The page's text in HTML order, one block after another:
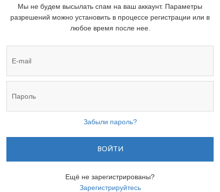
Мы не будем высылать спам на ваш аккаунт. Параметры
разрешений можно установить в процессе регистрации или в
любое время после нее.
Забыли пароль?
ВОЙТИ
Ещё не зарегистрированы?
Зарегистрируйтесь